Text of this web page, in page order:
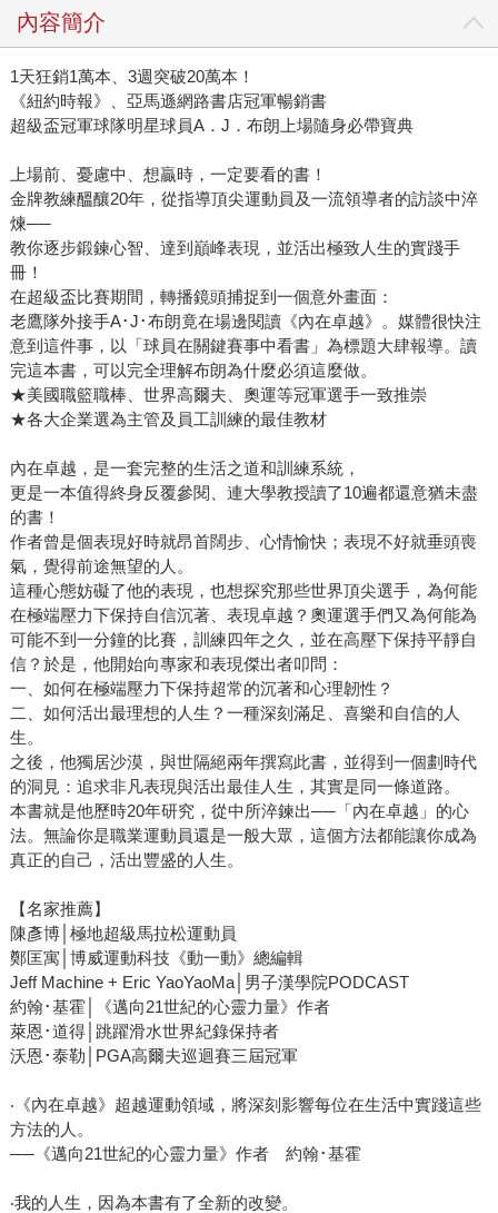
內容簡介
1天狂銷1萬本、3週突破20萬本！
《紐約時報》、亞馬遜網路書店冠軍暢銷書
超級盃冠軍球隊明星球員A．J．布朗上場隨身必帶寶典
上場前、憂慮中、想贏時，一定要看的書！
金牌教練醞釀20年，從指導頂尖運動員及一流領導者的訪談中淬
煉──
教你逐步鍛鍊心智、達到巔峰表現，並活出極致人生的實踐手
冊！
在超級盃比賽期間，轉播鏡頭捕捉到一個意外畫面：
老鷹隊外接手A･J･布朗竟在場邊閱讀《內在卓越》。媒體很快注
意到這件事，以「球員在關鍵賽事中看書」為標題大肆報導。讀
完這本書，可以完全理解布朗為什麼必須這麼做。
★美國職籃職棒、世界高爾夫、奧運等冠軍選手一致推崇
★各大企業選為主管及員工訓練的最佳教材
內在卓越，是一套完整的生活之道和訓練系統，
更是一本值得終身反覆參閱、連大學教授讀了10遍都還意猶未盡
的書！
作者曾是個表現好時就昂首闊步、心情愉快；表現不好就垂頭喪
氣，覺得前途無望的人。
這種心態妨礙了他的表現，也想探究那些世界頂尖選手，為何能
在極端壓力下保持自信沉著、表現卓越？奧運選手們又為何能為
可能不到一分鐘的比賽，訓練四年之久，並在高壓下保持平靜自
信？於是，他開始向專家和表現傑出者叩問：
一、如何在極端壓力下保持超常的沉著和心理韌性？
二、如何活出最理想的人生？一種深刻滿足、喜樂和自信的人
生。
之後，他獨居沙漠，與世隔絕兩年撰寫此書，並得到一個劃時代
的洞見：追求非凡表現與活出最佳人生，其實是同一條道路。
本書就是他歷時20年研究，從中所淬鍊出──「內在卓越」的心
法。無論你是職業運動員還是一般大眾，這個方法都能讓你成為
真正的自己，活出豐盛的人生。
【名家推薦】
陳彥博│極地超級馬拉松運動員
鄭匡寓│博威運動科技《動一動》總編輯
Jeff Machine + Eric YaoYaoMa│男子漢學院PODCAST
約翰･基霍│《邁向21世紀的心靈力量》作者
萊恩･道得│跳躍滑水世界紀錄保持者
沃恩･泰勒│PGA高爾夫巡迴賽三屆冠軍
‧《內在卓越》超越運動領域，將深刻影響每位在生活中實踐這些
方法的人。
──《邁向21世紀的心靈力量》作者 約翰･基霍
‧我的人生，因為本書有了全新的改變。